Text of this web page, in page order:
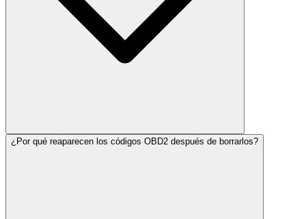
¿Por qué reaparecen los códigos OBD2 después de borrarlos?